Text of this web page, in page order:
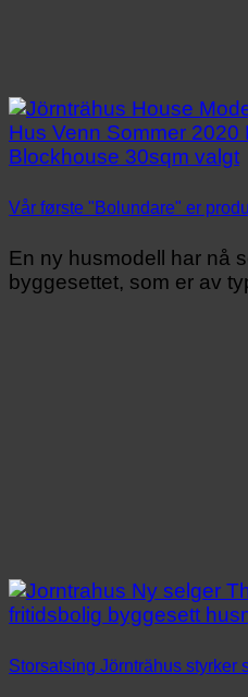
Vår første "Bolundare" er
En ny husmodell har nå
byggesettet, som er av
Storsatsing Jörnträhus styrker